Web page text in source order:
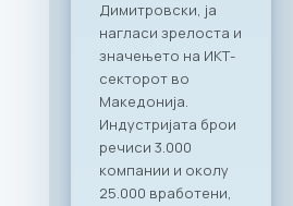
корпоративни
настани и
гостопримство.
„Овој настан
потврди дека
најдобрите идеи и
стратешки
партнерства се
создаваат кога